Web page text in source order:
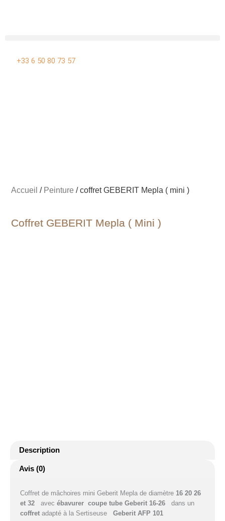
+33 6 50 80 73 57
Accueil / Peinture / coffret GEBERIT Mepla ( mini )
Coffret GEBERIT Mepla ( Mini )
Description
Avis (0)
Coffret de mâchoires mini Geberit Mepla de diamètre 16 20 26
et 32 avec ébavurer coupe tube Geberit 16-26 dans un
coffret adapté à la Sertiseuse Geberit AFP 101